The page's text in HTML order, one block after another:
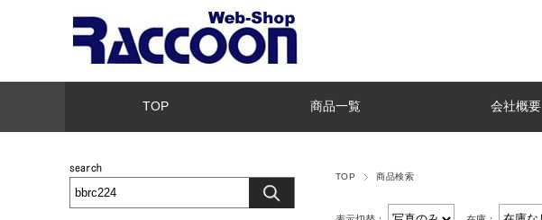
TOP 商品一覧 会社概要
TOP 商品検索